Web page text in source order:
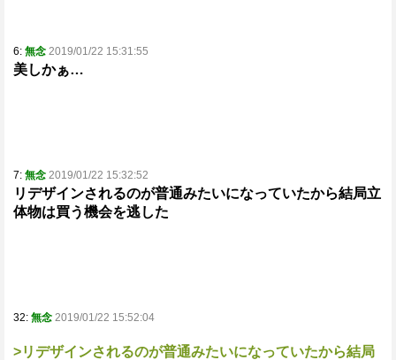
6: 無念 2019/01/22 15:31:55
美しかぁ…
7: 無念 2019/01/22 15:32:52
リデザインされるのが普通みたいになっていたから結局立
体物は買う機会を逃した
32: 無念 2019/01/22 15:52:04
>リデザインされるのが普通みたいになっていたから結局